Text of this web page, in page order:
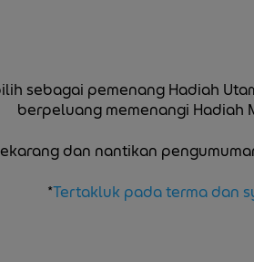
sebagai pemenang Hadiah
berpeluang memenangi Hadiah
dan nantikan
*Tertakluk pada terma dan